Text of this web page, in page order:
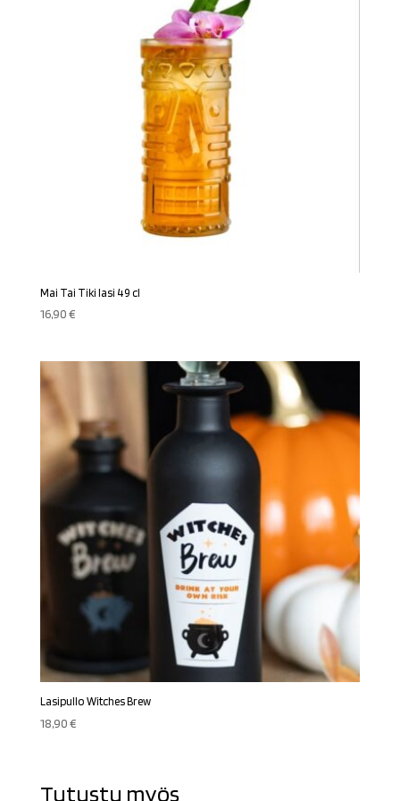
Mai Tai Tiki lasi 49 cl
16,90€
Lasipullo Witches Brew
18,90€
Tutustu myös